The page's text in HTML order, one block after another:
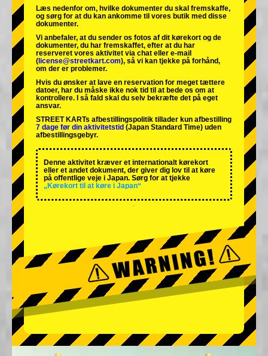
Læs nedenfor om, hvilke dokumenter du skal fremskaffe,
og sørg for at du kan ankomme til vores butik med disse
dokumenter.
Vi anbefaler, at du sender os fotos af dit kørekort og de
dokumenter, du har fremskaffet, efter at du har
reserveret vores aktivitet via chat eller e-mail
( license@streetkart.com), så vi kan tjekke på forhånd,
om der er problemer.
Hvis du ønsker at lave en reservation for meget tættere
datoer, har du måske ikke nok tid til at bede os om at
kontrollere. I så fald skal du selv bekræfte det på eget
ansvar.
STREET KARTs afbestillingspolitik tillader kun afbestilling
7 dage før din aktivitetstid (Japan Standard Time) uden
afbestillingsgebyr.
Denne aktivitet kræver et internationalt kørekort
eller et andet dokument, der giver dig lov til at køre
på offentlige veje i Japan. Sørg for at tjekke
„Kørekort til at køre i Japan“